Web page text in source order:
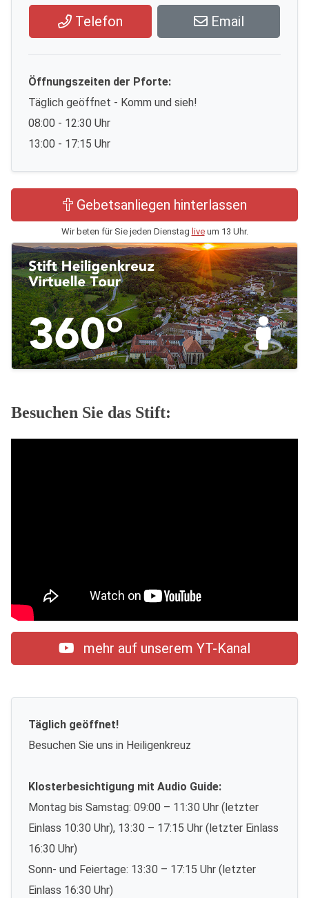
Telefon Email
Öffnungszeiten der Pforte:
Täglich geöffnet - Komm und sieh!
08:00 - 12:30 Uhr
13:00 - 17:15 Uhr
Gebetsanliegen hinterlassen
Wir beten für Sie jeden Dienstag liveum 13 Uhr.
Besuchen Sie das Stift:
mehr auf unserem YT-Kanal
Täglich geöffnet!
Besuchen Sie uns in Heiligenkreuz
Klosterbesichtigung mit Audio Guide:
Montag bis Samstag: 09:00 – 11:30 Uhr (letzter
Einlass 10:30 Uhr), 13:30 – 17:15 Uhr (letzter Einlass
16:30 Uhr)
Sonn- und Feiertage: 13:30 – 17:15 Uhr (letzter
Einlass 16:30 Uhr)